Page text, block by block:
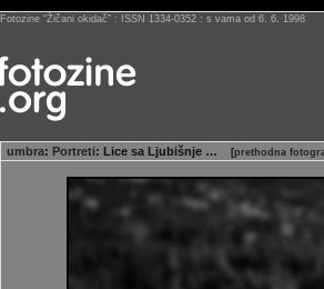
Fotozine “Žičani okidač” : ISSN 1334-0352 : s vama od 6. 6. 1998
umbra: Portreti: Lice sa Ljubišnje … [prethodna